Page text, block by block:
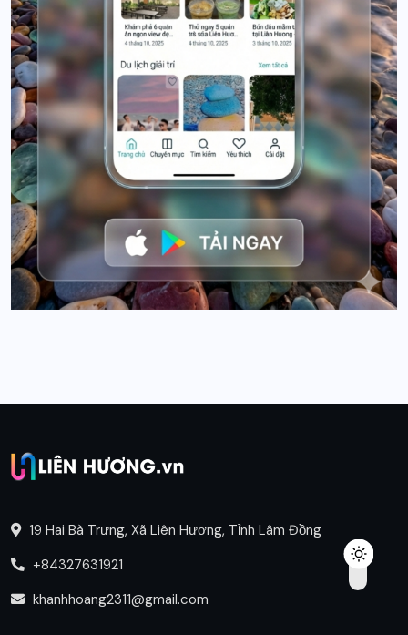
19 Hai Bà Trưng, Xã Liên Hương, Tỉnh Lâm Đồng
+84327631921
khanhhoang2311@gmail.com